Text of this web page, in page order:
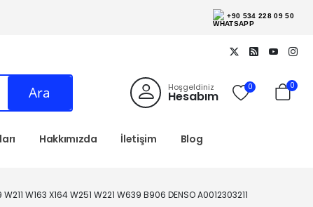
+90 534 228 09 50
Ara Hoşgeldiniz
Hesabım
0 0
Hakkımızda İletişim Blog
W211 W163 X164 W251 W221 W639 B906 DENSO A0012303211